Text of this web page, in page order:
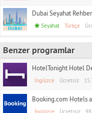
Dubai Seyahat
Seyahat Türkçe
Benzer programlar
HotelTonight Hotel
İngilizce Ücretsiz
Booking.com Hotels
İngilizce Ücretisiz